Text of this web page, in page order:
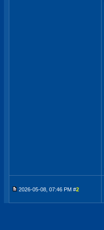
2026-05-08, 07:46 PM #2